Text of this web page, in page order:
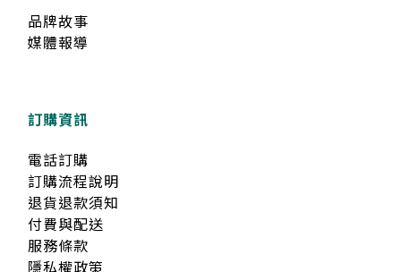
品牌故事
媒體報導
訂購資訊
電話訂購
訂購流程說明
退貨退款須知
付費與配送
服務條款
隱私權政策